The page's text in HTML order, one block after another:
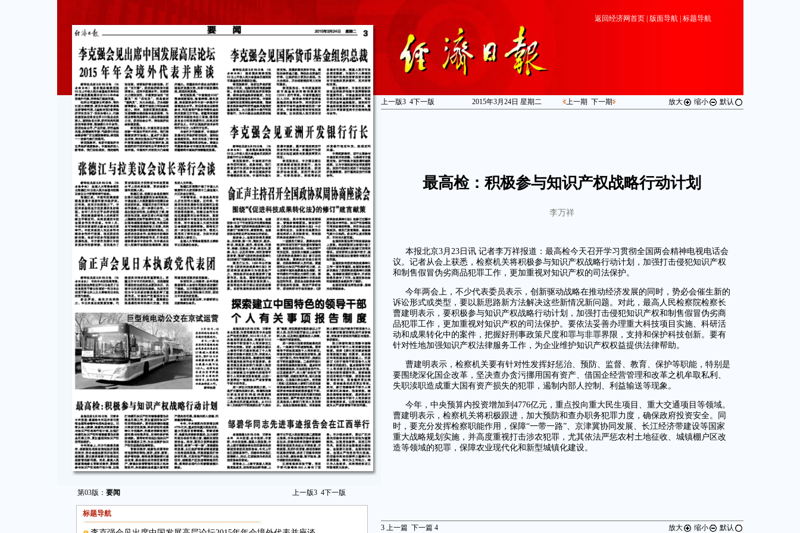
第03版： 要闻 上一版3 4下一版
标题导航
返回经济网首页| 版面导航| 标题导航
上一版3 4下一版 2015年3月24日 星期二 上一期 下一期 放大 缩小 默认
最高检：积极参与知识产权战略行动计划
李万祥
本报北京3月23日讯 记者李万祥报道：最高检今天召开学习贯彻全国两会精神电视电话会
议。记者从会上获悉，检察机关将积极参与知识产权战略行动计划，加强打击侵犯知识产权
和制售假冒伪劣商品犯罪工作，更加重视对知识产权的司法保护。
今年两会上，不少代表委员表示，创新驱动战略在推动经济发展的同时，势必会催生新的
诉讼形式或类型，要以新思路新方法解决这些新情况新问题。对此，最高人民检察院检察长
曹建明表示，要积极参与知识产权战略行动计划，加强打击侵犯知识产权和制售假冒伪劣商
品犯罪工作，更加重视对知识产权的司法保护。要依法妥善办理重大科技项目实施、科研活
动和成果转化中的案件，把握好刑事政策尺度和罪与非罪界限，支持和保护科技创新。要有
针对性地加强知识产权法律服务工作，为企业维护知识产权权益提供法律帮助。
曹建明表示，检察机关要有针对性发挥好惩治、预防、监督、教育、保护等职能，特别是
要围绕深化国企改革，坚决查办贪污挪用国有资产、借国企经营管理和改革之机牟取私利、
失职渎职造成重大国有资产损失的犯罪，遏制内部人控制、利益输送等现象。
今年，中央预算内投资增加到4776亿元，重点投向重大民生项目、重大交通项目等领域。
曹建明表示，检察机关将积极跟进，加大预防和查办职务犯罪力度，确保政府投资安全。同
时，要充分发挥检察职能作用，保障“一带一路”、京津冀协同发展、长江经济带建设等国家
重大战略规划实施，并高度重视打击涉农犯罪，尤其依法严惩农村土地征收、城镇棚户区改
造等领域的犯罪，保障农业现代化和新型城镇化建设。
3上一篇 下一篇 4 放大 缩小 默认